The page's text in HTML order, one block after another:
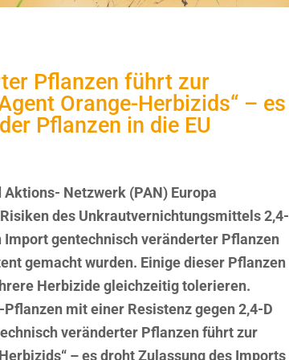
Pflanzen führt zur
Orange-Herbizids“ – es
Pflanzen in die EU
Netzwerk (PAN) Europa
des Unkrautvernichtungsmittels 2,4-
Import gentechnisch veränderter Pflanzen
gemacht wurden. Einige dieser Pflanzen
Herbizide gleichzeitig tolerieren.
mit einer Resistenz gegen 2,4-D
veränderter Pflanzen führt zur
– es droht Zulassung des Imports